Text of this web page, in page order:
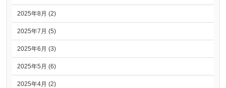
2025年8月 (2)
2025年7月 (5)
2025年6月 (3)
2025年5月 (6)
2025年4月 (2)